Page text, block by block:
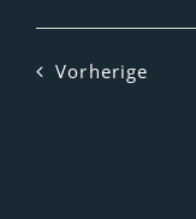
Vorherige